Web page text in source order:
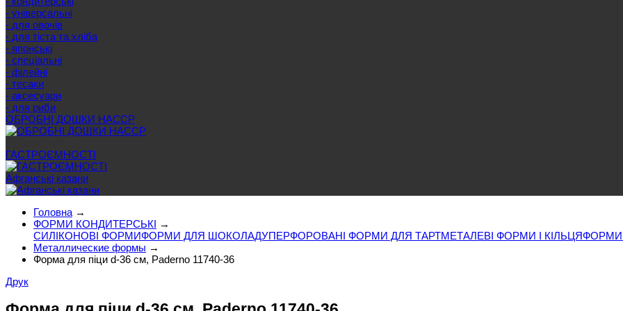
- універсальні
- для овочів
- для тіста та хліба
- японські
- спеціальні
- філейні
- тесаки
- аксесуари
- для риби
ОБРОБНІ ДОШКИ HACCP
ГАСТРОЄМНОСТІ
Афганські казани
Головна →
ФОРМИ КОНДИТЕРСЬКІ →
СИЛІКОНОВІ ФОРМИФОРМИ ДЛЯ ШОКОЛАДУПЕРФОРОВАНІ ФОРМИ ДЛЯ ТАРТМЕТАЛЕВІ ФОРМИ І КІЛЬЦЯФОРМИ
Металлические формы →
Форма для піци d-36 см, Paderno 11740-36
Друк